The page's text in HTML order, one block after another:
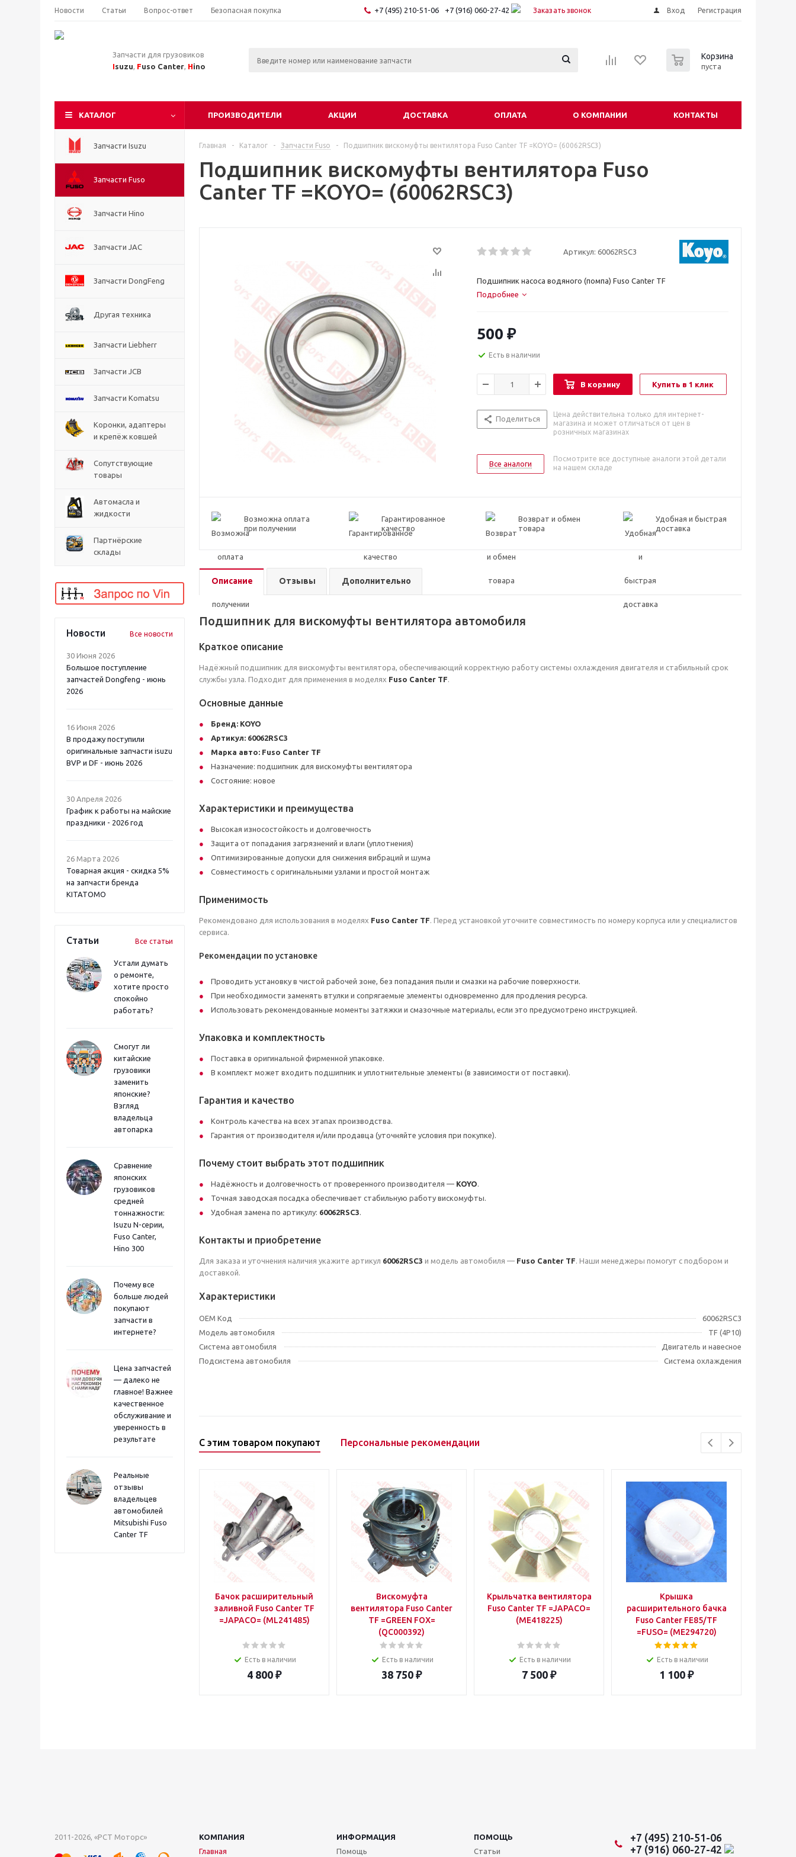
Новости Статьи Вопрос-ответ Безопасная покупка +7 (495) 210-51-06 +7 (916) 060-27-42 Заказать звонок Вход Регистрация
Запчасти для грузовиков
Isuzu, Fuso Canter, Hino
Корзина
пуста
КАТАЛОГ ПРОИЗВОДИТЕЛИ АКЦИИ ДОСТАВКА ОПЛАТА О КОМПАНИИ КОНТАКТЫ
Запчасти Isuzu
Запчасти Fuso
Запчасти Hino
Запчасти JAC
Запчасти DongFeng
Другая техника
Запчасти Liebherr
Запчасти JCB
Запчасти Komatsu
Коронки, адаптеры
и крепёж ковшей
Сопутствующие
товары
Автомасла и
жидкости
Партнёрские
склады
Новости Все новости
30 Июня 2026
Большое поступление
запчастей Dongfeng - июнь
2026
16 Июня 2026
В продажу поступили
оригинальные запчасти isuzu
BVP и DF - июнь 2026
30 Апреля 2026
График к работы на майские
праздники - 2026 год
26 Марта 2026
Товарная акция - скидка 5%
на запчасти бренда
KITATOMO
Статьи Все статьи
Устали думать
о ремонте,
хотите просто
спокойно
работать?
Смогут ли
китайские
грузовики
заменить
японские?
Взгляд
владельца
автопарка
Сравнение
японских
грузовиков
средней
тоннажности:
Isuzu N-серии,
Fuso Canter,
Hino 300
Почему все
больше людей
покупают
запчасти в
интернете?
Цена запчастей
— далеко не
главное! Важнее
качественное
обслуживание и
уверенность в
результате
Реальные
отзывы
владельцев
автомобилей
Mitsubishi Fuso
Canter TF
Главная - Каталог - Запчасти Fuso - Подшипник вискомуфты вентилятора Fuso Canter TF =KOYO= (60062RSC3)
Подшипник вискомуфты вентилятора Fuso
Canter TF =KOYO= (60062RSC3)
Артикул: 60062RSC3
Подшипник насоса водяного (помпа) Fuso Canter TF
Подробнее
500 ₽
Есть в наличии
В корзину Купить в 1 клик
Поделиться
Цена действительна только для интернет-
магазина и может отличаться от цен в
розничных магазинах
Все аналоги
Посмотрите все доступные аналоги этой детали
на нашем складе
Возможна оплата
при получении
Гарантированное
качество
Возврат и обмен
товара
Удобная и быстрая
доставка
Описание Отзывы Дополнительно
Подшипник для вискомуфты вентилятора автомобиля
Краткое описание
Надёжный подшипник для вискомуфты вентилятора, обеспечивающий корректную работу системы охлаждения двигателя и стабильный срок
службы узла. Подходит для применения в моделях Fuso Canter TF.
Основные данные
Бренд: KOYO
Артикул: 60062RSC3
Марка авто: Fuso Canter TF
Назначение: подшипник для вискомуфты вентилятора
Состояние: новое
Характеристики и преимущества
Высокая износостойкость и долговечность
Защита от попадания загрязнений и влаги (уплотнения)
Оптимизированные допуски для снижения вибраций и шума
Совместимость с оригинальными узлами и простой монтаж
Применимость
Рекомендовано для использования в моделях Fuso Canter TF. Перед установкой уточните совместимость по номеру корпуса или у специалистов
сервиса.
Рекомендации по установке
Проводить установку в чистой рабочей зоне, без попадания пыли и смазки на рабочие поверхности.
При необходимости заменять втулки и сопрягаемые элементы одновременно для продления ресурса.
Использовать рекомендованные моменты затяжки и смазочные материалы, если это предусмотрено инструкцией.
Упаковка и комплектность
Поставка в оригинальной фирменной упаковке.
В комплект может входить подшипник и уплотнительные элементы (в зависимости от поставки).
Гарантия и качество
Контроль качества на всех этапах производства.
Гарантия от производителя и/или продавца (уточняйте условия при покупке).
Почему стоит выбрать этот подшипник
Надёжность и долговечность от проверенного производителя — KOYO.
Точная заводская посадка обеспечивает стабильную работу вискомуфты.
Удобная замена по артикулу: 60062RSC3.
Контакты и приобретение
Для заказа и уточнения наличия укажите артикул 60062RSC3 и модель автомобиля — Fuso Canter TF. Наши менеджеры помогут с подбором и
доставкой.
Характеристики
OEM Код
60062RSC3
Модель автомобиля
TF (4P10)
Система автомобиля
Двигатель и навесное
Подсистема автомобиля
Система охлаждения
С этим товаром покупают Персональные рекомендации
Бачок расширительный
заливной Fuso Canter TF
=JAPACO= (ML241485)
Есть в наличии
4 800 ₽
Вискомуфта
вентилятора Fuso Canter
TF =GREEN FOX=
(QC000392)
Есть в наличии
38 750 ₽
Крыльчатка вентилятора
Fuso Canter TF =JAPACO=
(ME418225)
Есть в наличии
7 500 ₽
Крышка
расширительного бачка
Fuso Canter FE85/TF
=FUSO= (ME294720)
Есть в наличии
1 100 ₽
2011-2026, «РСТ Моторс» КОМПАНИЯ ИНФОРМАЦИЯ
ПОМОЩЬ
Главная
Помощь Статьи
+7 (495) 210-51-06
+7 (916) 060-27-42